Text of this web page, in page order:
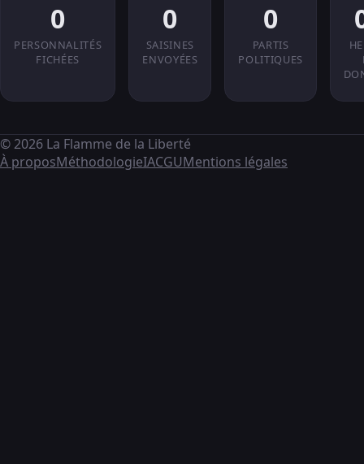
0
PERSONNALITÉS
FICHÉES
0
SAISINES
ENVOYÉES
0
PARTIS
POLITIQUES
© 2026 La Flamme de la Liberté
À proposMéthodologieIACGUMentions légales